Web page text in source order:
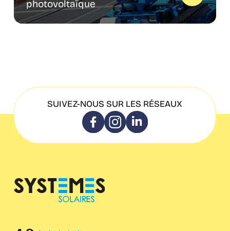
photovoltaïque
SUIVEZ-NOUS SUR LES RÉSEAUX